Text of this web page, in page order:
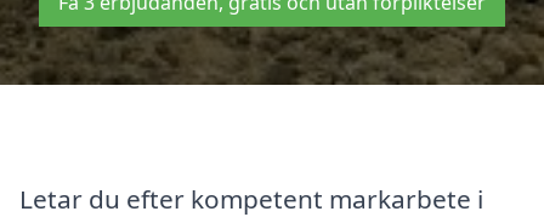
Letar du efter kompetent markarbete i